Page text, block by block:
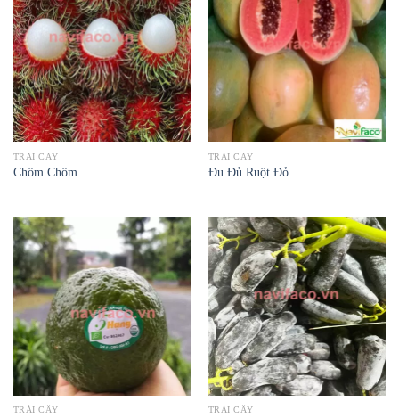
TRÁI CÂY
Chôm Chôm
TRÁI CÂY
Đu Đủ Ruột Đỏ
TRÁI CÂY TRÁI CÂY